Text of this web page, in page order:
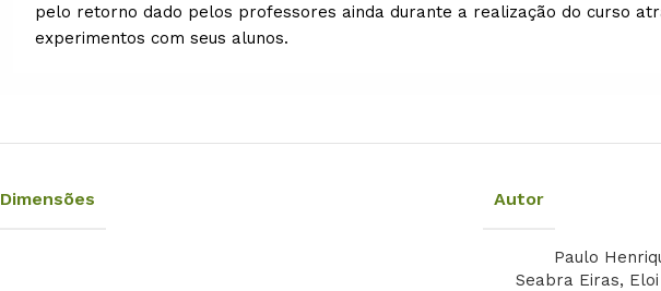
pelo retorno dado pelos professores ainda durante a realização do curso
experimentos com seus alunos.
Dimensões Autor
Paulo
Seabra Eiras,